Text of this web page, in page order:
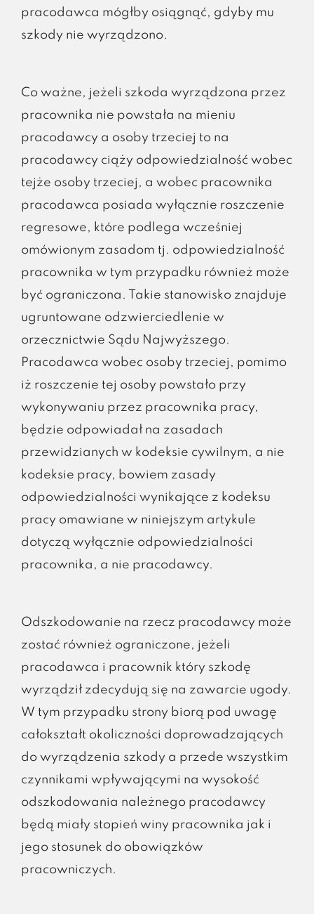
pracodawca mógłby osiągnąć, gdyby mu
szkody nie wyrządzono.
Co ważne, jeżeli szkoda wyrządzona przez
pracownika nie powstała na mieniu
pracodawcy a osoby trzeciej to na
pracodawcy ciąży odpowiedzialność wobec
tejże osoby trzeciej, a wobec pracownika
pracodawca posiada wyłącznie roszczenie
regresowe, które podlega wcześniej
omówionym zasadom tj. odpowiedzialność
pracownika w tym przypadku również może
być ograniczona. Takie stanowisko znajduje
ugruntowane odzwierciedlenie w
orzecznictwie Sądu Najwyższego.
Pracodawca wobec osoby trzeciej, pomimo
iż roszczenie tej osoby powstało przy
wykonywaniu przez pracownika pracy,
będzie odpowiadał na zasadach
przewidzianych w kodeksie cywilnym, a nie
kodeksie pracy, bowiem zasady
odpowiedzialności wynikające z kodeksu
pracy omawiane w niniejszym artykule
dotyczą wyłącznie odpowiedzialności
pracownika, a nie pracodawcy.
Odszkodowanie na rzecz pracodawcy może
zostać również ograniczone, jeżeli
pracodawca i pracownik który szkodę
wyrządził zdecydują się na zawarcie ugody.
W tym przypadku strony biorą pod uwagę
całokształt okoliczności doprowadzających
do wyrządzenia szkody a przede wszystkim
czynnikami wpływającymi na wysokość
odszkodowania należnego pracodawcy
będą miały stopień winy pracownika jak i
jego stosunek do obowiązków
pracowniczych.